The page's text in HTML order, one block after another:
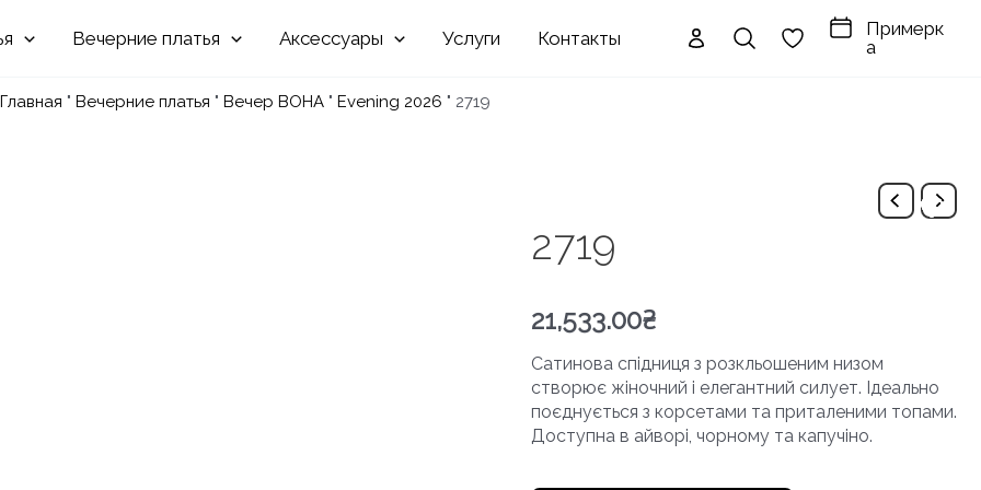
Вечерние Аксессуары Услуги Контакты
Примерк
а
Главная " Вечерние платья " Вечер ВОНА " Evening 2026 " 2719
2719
21,533.00₴
Сатинова спідниця з розкльошеним низом
створює жіночний і елегантний силует. Ідеально
поєднується з корсетами та приталеними топами.
Доступна в айворі, чорному та капучіно.